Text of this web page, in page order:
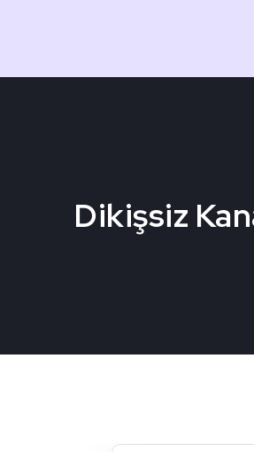
Dikişsiz